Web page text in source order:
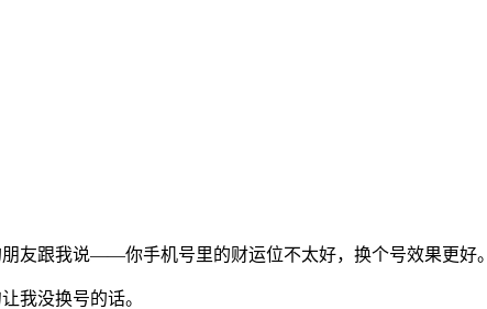
友跟我说——你手机号里的财运位不太好，换个号效果更好。
我没换号的话。